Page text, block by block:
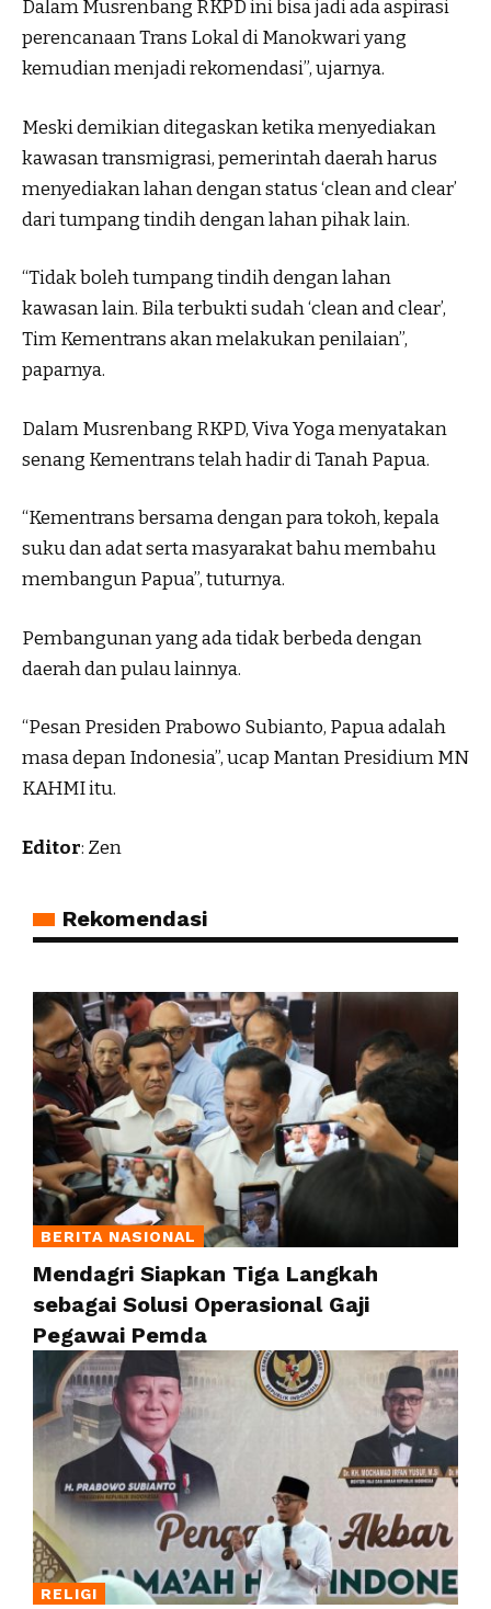
Dalam Musrenbang RKPD ini bisa jadi ada aspirasi
perencanaan Trans Lokal di Manokwari yang
kemudian menjadi rekomendasi”, ujarnya.
Meski demikian ditegaskan ketika menyediakan
kawasan transmigrasi, pemerintah daerah harus
menyediakan lahan dengan status ‘clean and clear’
dari tumpang tindih dengan lahan pihak lain.
“Tidak boleh tumpang tindih dengan lahan
kawasan lain. Bila terbukti sudah ‘clean and clear’,
Tim Kementrans akan melakukan penilaian”,
paparnya.
Dalam Musrenbang RKPD, Viva Yoga menyatakan
senang Kementrans telah hadir di Tanah Papua.
“Kementrans bersama dengan para tokoh, kepala
suku dan adat serta masyarakat bahu membahu
membangun Papua”, tuturnya.
Pembangunan yang ada tidak berbeda dengan
daerah dan pulau lainnya.
“Pesan Presiden Prabowo Subianto, Papua adalah
masa depan Indonesia”, ucap Mantan Presidium MN
KAHMI itu.
Editor: Zen
Rekomendasi
BERITA NASIONAL
Mendagri Siapkan Tiga Langkah
sebagai Solusi Operasional Gaji
Pegawai Pemda
RELIGI